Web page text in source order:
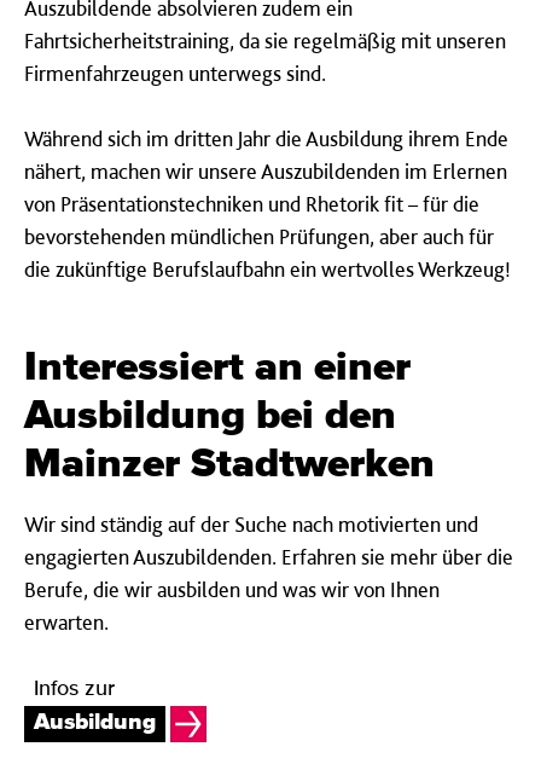
Auszubildende absolvieren zudem ein
Fahrtsicherheitstraining, da sie regelmäßig mit unseren
Firmenfahrzeugen unterwegs sind.
Während sich im dritten Jahr die Ausbildung ihrem Ende
nähert, machen wir unsere Auszubildenden im Erlernen
von Präsentationstechniken und Rhetorik fit – für die
bevorstehenden mündlichen Prüfungen, aber auch für
die zukünftige Berufslaufbahn einwertvolles Werkzeug!
Interessiert an einer
Ausbildung bei den
Mainzer Stadtwerken
Wir sind ständig auf der Suche nach motivierten und
engagierten Auszubildenden. Erfahren sie mehr über die
Berufe, die wir ausbilden und was wir von Ihnen
erwarten.
Infos zur
Ausbildung